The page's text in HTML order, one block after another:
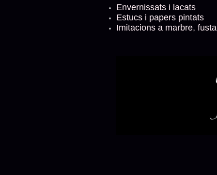
Envernissats i lacats
Estucs i papers pintats
Imitacions a marbre,